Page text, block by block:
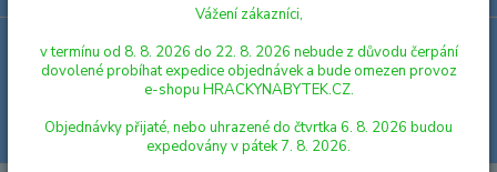
Menu
Hledat
Vážení zákazníci,
v termínu od 8. 8. 2026 do 22. 8. 2026 nebude z důvodu čerpání
dovolené probíhat expedice objednávek a bude omezen provoz
e-shopu HRACKYNABYTEK.CZ.
Objednávky přijaté, nebo uhrazené do čtvrtka 6. 8. 2026 budou
expedovány v pátek 7. 8. 2026.